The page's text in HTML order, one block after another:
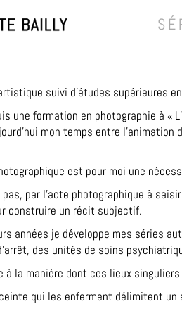
suivi d’études supérieures
une formation en photographie à «
mon temps entre
est pour moi une
par l’acte photographique à
construire un récit subjectif.
années je développe mes séries
des unités de soins
à la manière dont ces lieux
qui les enferment délimitent